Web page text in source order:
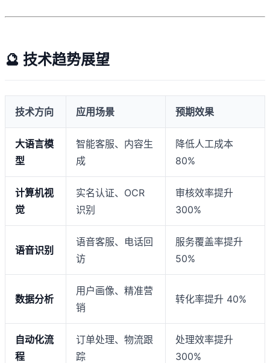
🔮 技术趋势展望
技术方向 应用场景 预期效果
大语言模
型
智能客服、内容生
成
降低人工成本
80%
计算机视
觉
实名认证、OCR
识别
审核效率提升
300%
语音识别
语音客服、电话回
访
服务覆盖率提升
50%
数据分析
用户画像、精准营
销
转化率提升 40%
自动化流
程
订单处理、物流跟
踪
处理效率提升
300%